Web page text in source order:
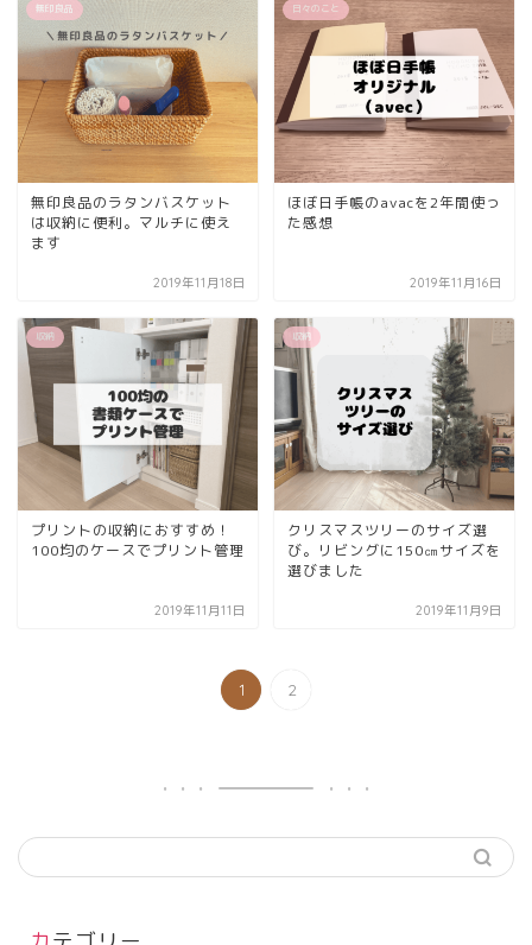
無印良品
無印良品のラタンバスケット
は収納に便利。マルチに使え
ます
2019年11月18日
日々のこと
ほぼ日手帳のavacを2年間使っ
た感想
2019年11月16日
収納
プリントの収納におすすめ！
100均のケースでプリント管理
2019年11月11日
収納
クリスマスツリーのサイズ選
び。リビングに150㎝サイズを
選びました
2019年11月9日
1 2